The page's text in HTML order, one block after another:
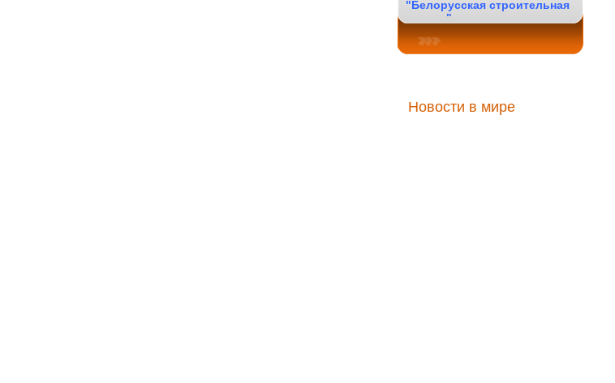
неделя"
Окна. Двери.
Крыши.Интерьер-2011
Окна, двери, крыши, стекло.
Новости в мире